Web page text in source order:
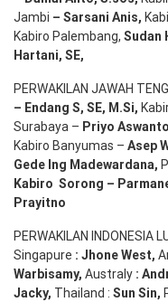
Jambi – Sarsani Anis,
Kabiro Palembang, Sudan
Hartani, SE,
PERWAKILAN JAWAH
– Endang S, SE, M.Si,
Surabaya – Priyo Aswanto
Kabiro Banyumas – Asep
Gede Ing Madewardana,
Kabiro Sorong –
Prayitno
PERWAKILAN INDONESIA
Singapure : JhoneWest,
Warbisamy, Australy :
Jacky, Thailand : Sun Sin,